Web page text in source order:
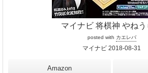
マイナビ 将棋神 やねう
posted with カエレバ
マイナビ 2018-08-31
Amazon